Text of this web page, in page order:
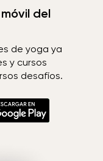
del
de yoga ya
y cursos
desafíos.